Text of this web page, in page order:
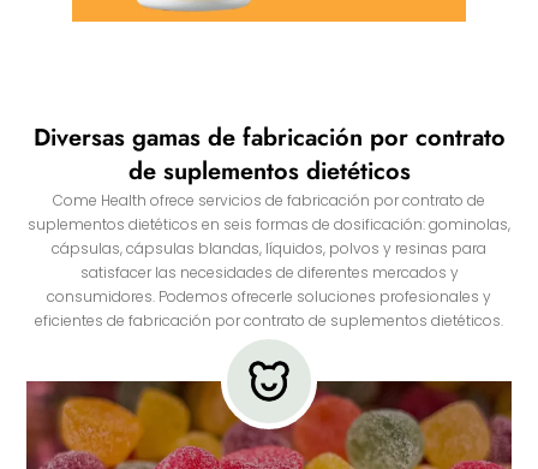
Diversas gamas de fabricación por contrato
de suplementos dietéticos
Come Health ofrece servicios de fabricación por contrato de
suplementos dietéticos en seis formas de dosificación: gominolas,
cápsulas, cápsulas blandas, líquidos, polvos y resinas para
satisfacer las necesidades de diferentes mercados y
consumidores. Podemos ofrecerle soluciones profesionales y
eficientes de fabricación por contrato de suplementos dietéticos.